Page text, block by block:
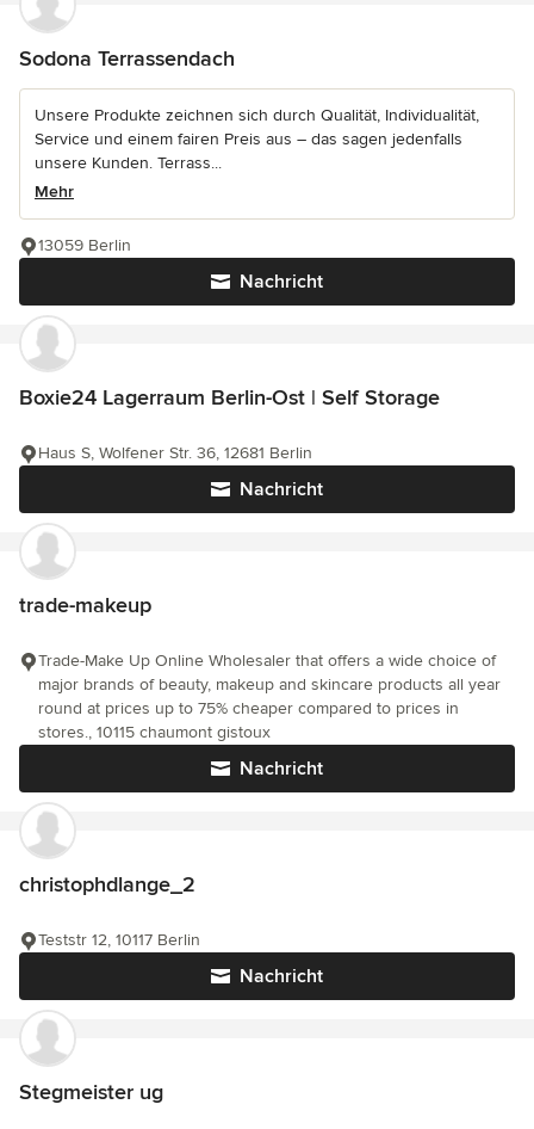
Sodona Terrassendach
Unsere Produkte zeichnen sich durch Qualität, Individualität,
Service und einem fairen Preis aus – das sagen jedenfalls
unsere Kunden. Terrass...
Mehr
Nachricht
13059 Berlin
Boxie24 Lagerraum Berlin-Ost | Self Storage
Nachricht
Haus S, Wolfener Str. 36, 12681 Berlin
trade-makeup
Nachricht
Trade-Make Up Online Wholesaler that offers a wide choice of
major brands of beauty, makeup and skincare products all year
round at prices up to 75% cheaper compared to prices in
stores., 10115 chaumont gistoux
christophdlange_2
Nachricht
Teststr 12, 10117 Berlin
Stegmeister ug